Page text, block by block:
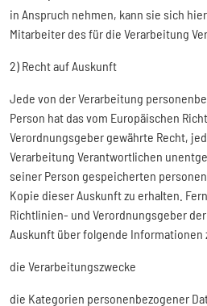
in Anspruch nehmen, kann sie sich
Mitarbeiter des für die Verarbeitung
2) Recht auf Auskunft
Jede von der Verarbeitung
Person hat das vom Europäischen
Verordnungsgeber gewährte Recht,
Verarbeitung Verantwortlichen
seiner Person gespeicherten
Kopie dieser Auskunft zu erhalten.
Richtlinien- und Verordnungsgeber
Auskunft über folgende Informationen
die Verarbeitungszwecke
die Kategorien personenbezogener